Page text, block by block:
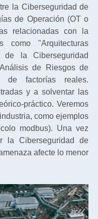
la Ciberseguridad de
de Operación (OT o
relacionadas con la
como "Arquitecturas
de la Ciberseguridad
de Riesgos de
de factorías reales.
y a solventar las
práctico. Veremos
como ejemplos
modbus). Una vez
la Ciberseguridad de
afecte lo menor